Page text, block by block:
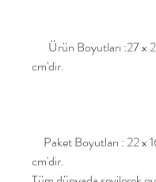
Ürün Boyutları :27 x
Paket Boyutları : 22 x
cm'dir.